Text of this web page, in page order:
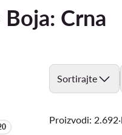
Crna
proizvoda:
Sortirajte
Proizvodi: 2.692·